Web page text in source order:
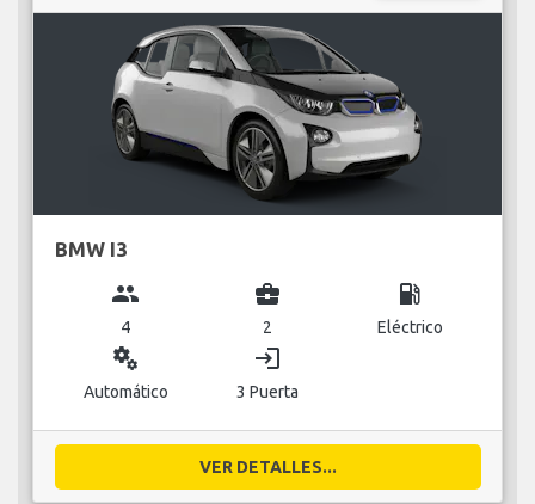
BMW I3
group
4
business_center
2
local_gas_station
Eléctrico
miscellaneous_services
Automático
login
3 Puerta
VER DETALLES...